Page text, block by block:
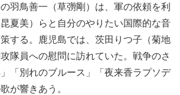
羽鳥善一（草彅剛）は、軍の依頼を利
夏美）らと自分のやりたい国際的な音
する。鹿児島では、茨田りつ子（菊地
隊員への慰問に訪れていた。戦争のさ
「別れのブルース」「夜来香ラプソデ
が響きあう。